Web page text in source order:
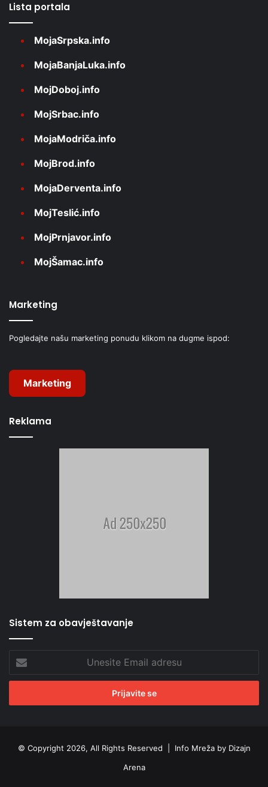
Lista portala
MojaSrpska.info
MojaBanjaLuka.info
MojDoboj.info
MojSrbac.info
MojaModriča.info
MojBrod.info
MojaDerventa.info
MojTeslić.info
MojPrnjavor.info
MojŠamac.info
Marketing
Pogledajte našu marketing ponudu klikom na dugme ispod:
Marketing
Reklama
Sistem za obavještavanje
Unesite
Email
adresu
© Copyright 2026, All Rights Reserved | Info Mreža by Dizajn
Arena